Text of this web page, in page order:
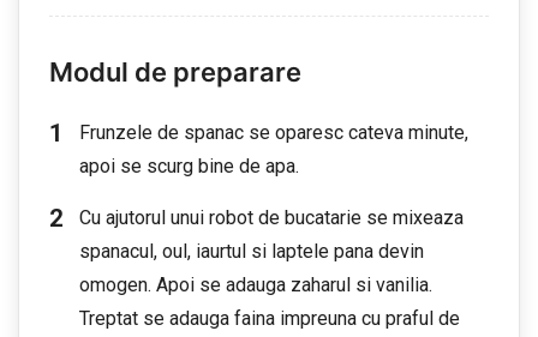
Modul de preparare
Frunzele de spanac se oparesc cateva minute,
apoi se scurg bine de apa.
Cu ajutorul unui robot de bucatarie se mixeaza
spanacul, oul, iaurtul si laptele pana devin
omogen. Apoi se adauga zaharul si vanilia.
Treptat se adauga faina impreuna cu praful de